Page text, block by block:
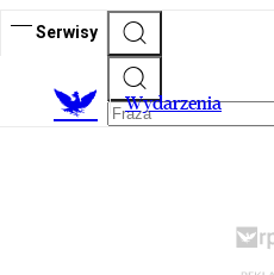
Serwisy
Wydarzenia